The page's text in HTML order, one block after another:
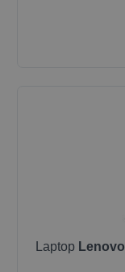
Laptop Lenovo